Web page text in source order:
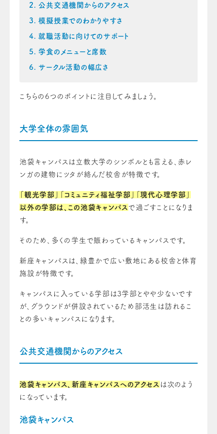
公共交通機関からのアクセス
模擬授業でのわかりやすさ
就職活動に向けてのサポート
学食のメニューと席数
サークル活動の幅広さ
こちらの6つのポイントに注目してみましょう。
大学全体の雰囲気
池袋キャンパスは立教大学のシンボルとも言える、赤レ
ンガの建物にツタが絡んだ校舎が特徴です。
「観光学部」「コミュニティ福祉学部」「現代心理学部」
以外の学部は、この池袋キャンパス で過ごすことになりま
す。
そのため、多くの学生で賑わっているキャンパスです。
新座キャンパスは、緑豊かで広い敷地にある校舎と体育
施設が特徴です。
キャンパスに入っている学部は3学部とやや少ないです
が、グラウンドが併設されているため部活生は訪れるこ
との多いキャンパスになります。
公共交通機関からのアクセス
池袋キャンパス、新座キャンパスへのアクセス は次のよう
になっています。
池袋キャンパス